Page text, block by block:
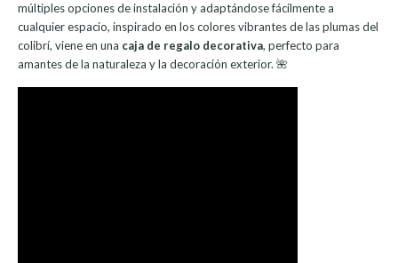
múltiples opciones de instalación y adaptándose fácilmente a
cualquier espacio, inspirado en los colores vibrantes de las plumas del
colibrí, viene en una caja de regalo decorativa, perfecto para
amantes de la naturaleza y la decoración exterior. 🌺